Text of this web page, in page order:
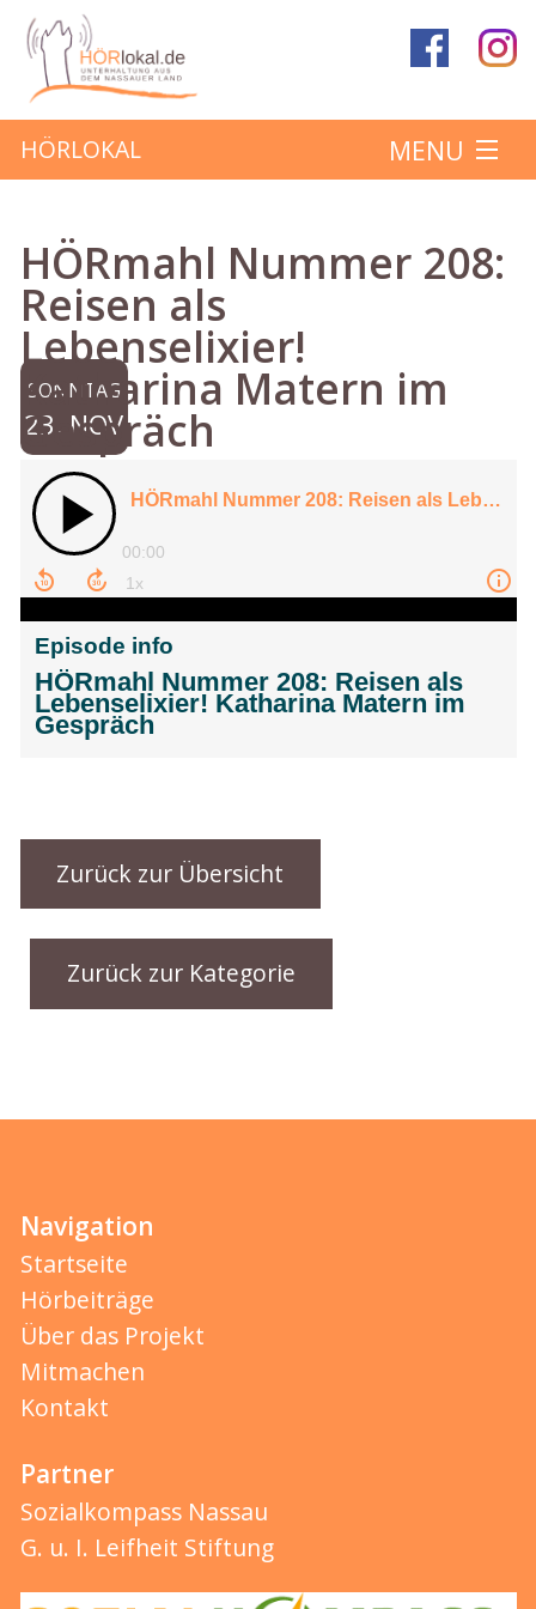
HÖRLOKAL MENU
Hörbeiträge
Über das Projekt
Mitmachen
Kontakt
HÖRmahl Nummer 208:
Reisen als
Lebenselixier!
Katharina Matern im
Gespräch
SONNTAG
23. NOV
Zurück zur Übersicht
Zurück zur Kategorie
Navigation
Startseite
Hörbeiträge
Über das Projekt
Mitmachen
Kontakt
Partner
Sozialkompass Nassau
G. u. I. Leifheit Stiftung